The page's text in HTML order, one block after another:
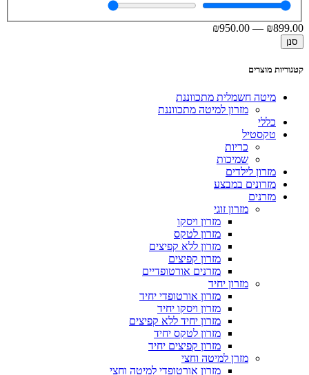
₪899.00
—
₪950.00
סנן
קטגוריות מוצרים
מיטה חשמלית מתכווננת
מזרון למיטה מתכווננת
כללי
טקסטיל
כריות
שמיכות
מזרון לילדים
מזרונים במבצע
מזרנים
מזרון זוגי
מזרון ויסקו
מזרון לטקס
מזרון ללא קפיצים
מזרון קפיצים
מזרנים אורטופדיים
מזרון יחיד
מזרון אורטופדי יחיד
מזרון ויסקו יחיד
מזרון יחיד ללא קפיצים
מזרון לטקס יחיד
מזרון קפיצים יחיד
מזרן למיטה וחצי
מזרון אורטופדי למיטה וחצי